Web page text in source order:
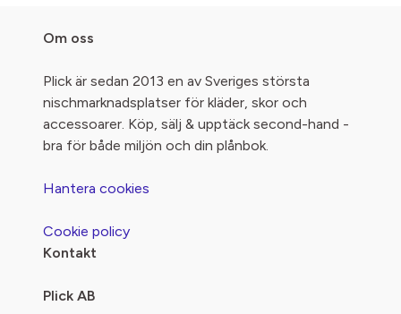
Om oss
Plick är sedan 2013 en av Sveriges största
nischmarknadsplatser för kläder, skor och
accessoarer. Köp, sälj & upptäck second-hand -
bra för både miljön och din plånbok.
Hantera cookies
Cookie policy
Kontakt
Plick AB